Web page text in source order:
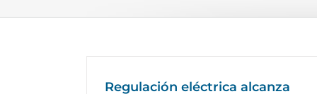
Regulación eléctrica alcanza